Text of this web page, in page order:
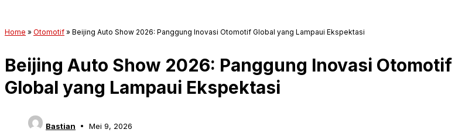
Home » Otomotif » Beijing Auto Show 2026: Panggung Inovasi Otomotif Global yang Lampaui Ekspektasi
Beijing Auto Show 2026: Panggung Inovasi Otomotif
Global yang Lampaui Ekspektasi
Bastian Mei 9, 2026